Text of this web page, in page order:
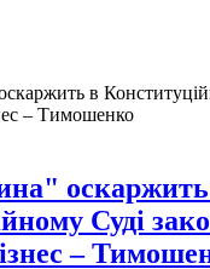
Суді
–